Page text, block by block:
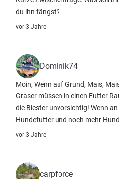
du ihn fängst?
vor 3 Jahre
Dominik74
Moin, Wenn auf Grund, Mais,
Graser müssen in einen Futter
die Biester unvorsichtig! Wenn
Hundefutter und noch mehr
vor 3 Jahre
carpforce